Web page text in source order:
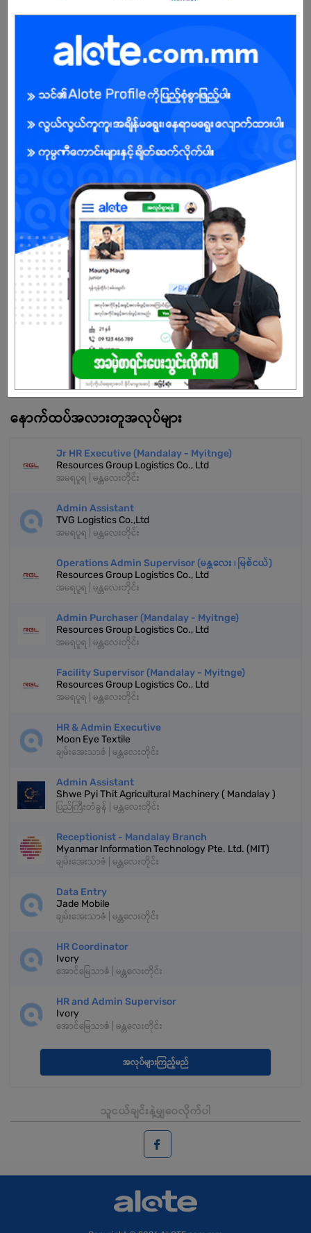
အခွင့်အရေးရှိသူ : မ
သက်တမ်းကုန်သွားပါပြီ
အကောင့်မရှိသေးဘူးလား?
မှတ်ပုံတင်မယ်
နောက်ထပ်အလားတူအလုပ်များ
Jr HR Executive (Mandalay - Myitnge)
Resources Group Logistics Co., Ltd
အမရပူရ | မန္တလေးတိုင်း
Admin Assistant
TVG Logistics Co.,Ltd
အမရပူရ | မန္တလေးတိုင်း
Operations Admin Supervisor (မန္တလေး ၊ မြစ်ငယ်)
Resources Group Logistics Co., Ltd
အမရပူရ | မန္တလေးတိုင်း
Admin Purchaser (Mandalay - Myitnge)
Resources Group Logistics Co., Ltd
အမရပူရ | မန္တလေးတိုင်း
Facility Supervisor (Mandalay - Myitnge)
Resources Group Logistics Co., Ltd
အမရပူရ | မန္တလေးတိုင်း
HR & Admin Executive
Moon Eye Textile
ချမ်းအေးသာဇံ | မန္တလေးတိုင်း
Admin Assistant
Shwe Pyi Thit Agricultural Machinery ( Mandalay )
ပြည်ကြီးတံခွန် | မန္တလေးတိုင်း
Receptionist - Mandalay Branch
Myanmar Information Technology Pte. Ltd. (MIT)
ချမ်းအေးသာဇံ | မန္တလေးတိုင်း
Data Entry
Jade Mobile
ချမ်းအေးသာဇံ | မန္တလေးတိုင်း
HR Coordinator
Ivory
အောင်မြေသာဇံ | မန္တလေးတိုင်း
HR and Admin Supervisor
Ivory
အောင်မြေသာဇံ | မန္တလေးတိုင်း
အလုပ်များကြည့်မည်
သူငယ်ချင်းနဲ့မျှဝေလိုက်ပါ